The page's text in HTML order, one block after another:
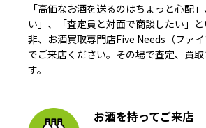
「高価なお酒を送るのはちょっと心配
い」、「査定員と対面で商談したい」
非、お酒買取専門店Five Needs（ファ
でご来店ください。その場で査定、買
す。
お酒を持ってご来店